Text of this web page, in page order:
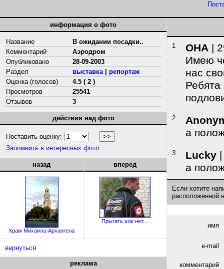
информация о фото
Название
В ожидании посадки..
Комментарий
Аэродром
Опубликовано
28-09-2003
Раздел
выставка| репортаж
Оценка (голосов)
4.5 ( 2 )
Просмотров
25541
Отзывов
3
действия над фото
Поставить оценку:
Запомнить в интересных фото
назад
Храм Михаила-Архангела
вперед
Прыгать или нет....
вернуться
реклама
1 ОНА |
Имею
нас
Ребята
2
а
3 Lucky
а
Если хотите
расположенной
имя
e-mail
комментарий